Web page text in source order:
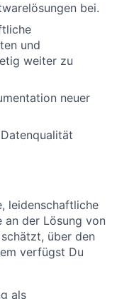
bei.
und
weiter zu
neuer
leidenschaftliche
an der Lösung von
über den
verfügst Du
als